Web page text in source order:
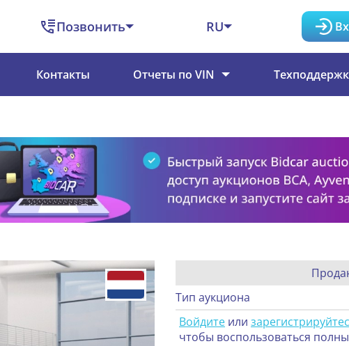
Позвонить RU
Контакты Отчеты по VIN
Тип аукциона
Войдите или
чтобы воспользоваться